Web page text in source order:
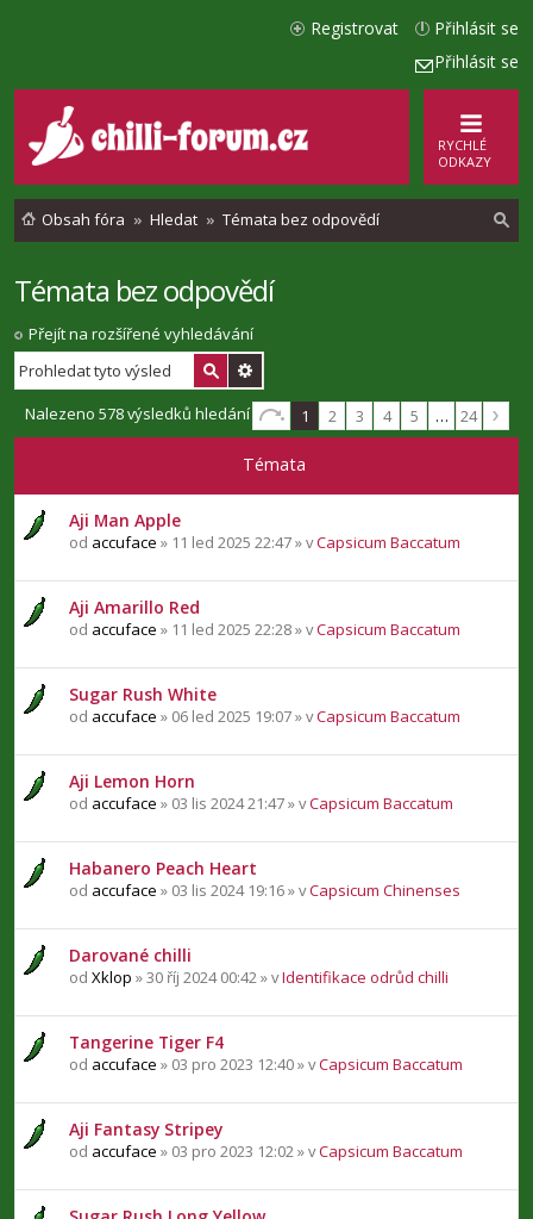
Přihlásit se
Přihlásit se
Registrovat
RYCHLÉ
ODKAZY
Obsah fóra Hledat Témata bez odpovědí
Témata bez odpovědí
Přejít na rozšířené vyhledávání
Nalezeno 578 výsledků hledání 1 2 3 4 5 … 24
Témata
Aji Man Apple
od accuface » 11 led 2025 22:47 » vCapsicum Baccatum
Aji Amarillo Red
od accuface » 11 led 2025 22:28 » vCapsicum Baccatum
Sugar Rush White
od accuface » 06 led 2025 19:07 » vCapsicum Baccatum
Aji Lemon Horn
od accuface » 03 lis 2024 21:47 » vCapsicum Baccatum
Habanero Peach Heart
od accuface » 03 lis 2024 19:16 » vCapsicum Chinenses
Darované chilli
od Xklop » 30 říj 2024 00:42 » vIdentifikace odrůd chilli
Tangerine Tiger F4
od accuface » 03 pro 2023 12:40 » vCapsicum Baccatum
Aji Fantasy Stripey
od accuface » 03 pro 2023 12:02 » vCapsicum Baccatum